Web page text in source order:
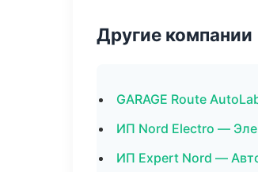
Другие компании
GARAGE Route
ИП Nord Electro —
ИП Expert Nord —